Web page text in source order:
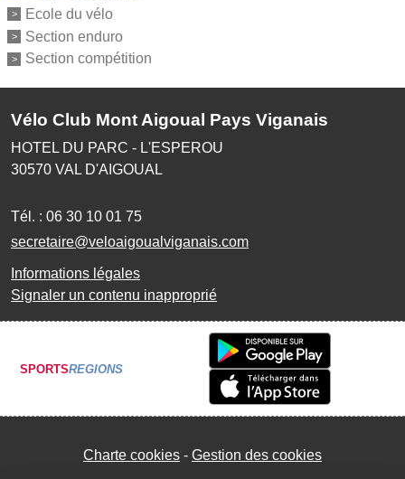
Ecole du vélo
Section enduro
Section compétition
Vélo Club Mont Aigoual Pays Viganais
HOTEL DU PARC - L'ESPEROU
30570 VAL D'AIGOUAL
Tél. : 06 30 10 01 75
secretaire@veloaigoualviganais.com
Informations légales
Signaler un contenu inapproprié
SPORTSREGIONS
Charte cookies Gestion des cookies